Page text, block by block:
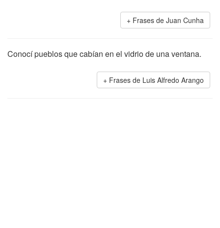
Frases de Juan Cunha
Conocí pueblos que cabían en el vidrio de una ventana.
Frases de Luis Alfredo Arango